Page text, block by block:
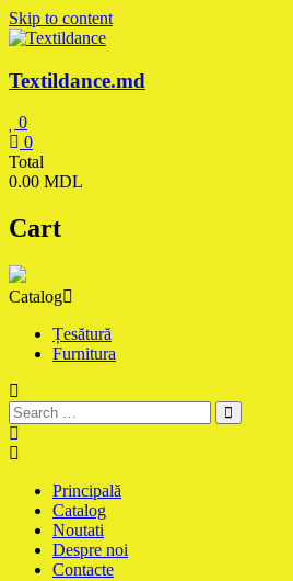
Skip to content
Textildance.md
0
0
Total
0.00 MDL
Cart
Catalog
Țesătură
Furnitura
Principală
Catalog
Noutati
Despre noi
Contacte